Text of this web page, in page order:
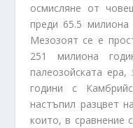
осмисляне от
преди 65.5
Мезозоят се е
251 милиона
палеозойската
години с
настъпил разцвет
които, в сравнение